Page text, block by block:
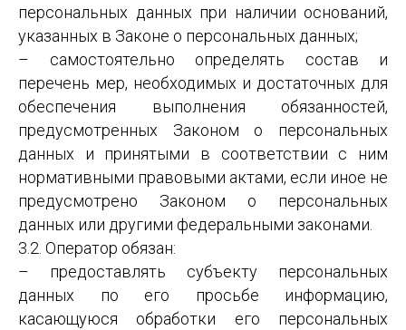
персональных данных при наличии оснований,
указанных в Законе о персональных данных;
– самостоятельно определять состав и
перечень мер, необходимых и достаточных для
обеспечения выполнения обязанностей,
предусмотренных Законом о персональных
данных и принятыми в соответствии с ним
нормативными правовыми актами, если иное не
предусмотрено Законом о персональных
данных или другими федеральными законами.
3.2. Оператор обязан:
– предоставлять субъекту персональных
данных по его просьбе информацию,
касающуюся обработки его персональных